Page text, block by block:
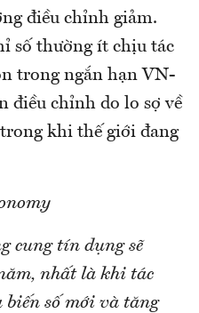
điều chỉnh giảm.
số thường ít chịu tác
trong ngắn hạn VN-
điều chỉnh do lo sợ về
khi thế giới đang
cung tín dụng sẽ
nhất là khi tác
biến số mới và tăng